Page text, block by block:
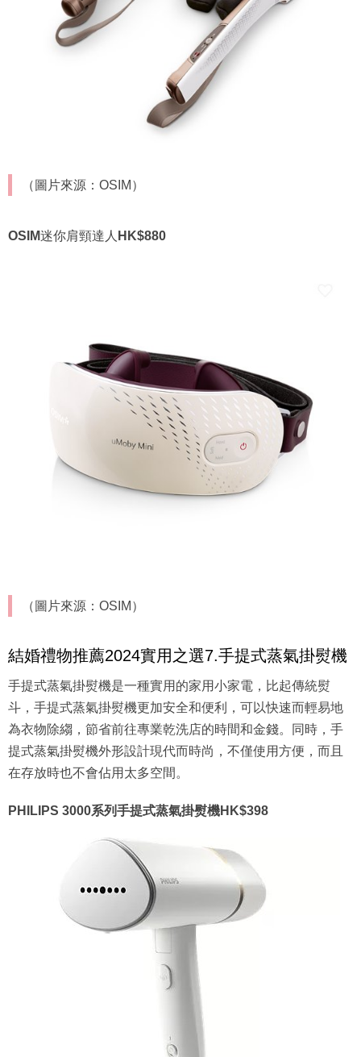
（圖片來源：OSIM）
OSIM迷你肩頸達人 HK$880
（圖片來源：OSIM）
結婚禮物推薦2024實用之選7.手提式蒸氣掛熨機
手提式蒸氣掛熨機是一種實用的家用小家電，比起傳統熨
斗，手提式蒸氣掛熨機更加安全和便利，可以快速而輕易地
為衣物除縐，節省前往專業乾洗店的時間和金錢。同時，手
提式蒸氣掛熨機外形設計現代而時尚，不僅使用方便，而且
在存放時也不會佔用太多空間。
PHILIPS 3000系列手提式蒸氣掛熨機HK$398